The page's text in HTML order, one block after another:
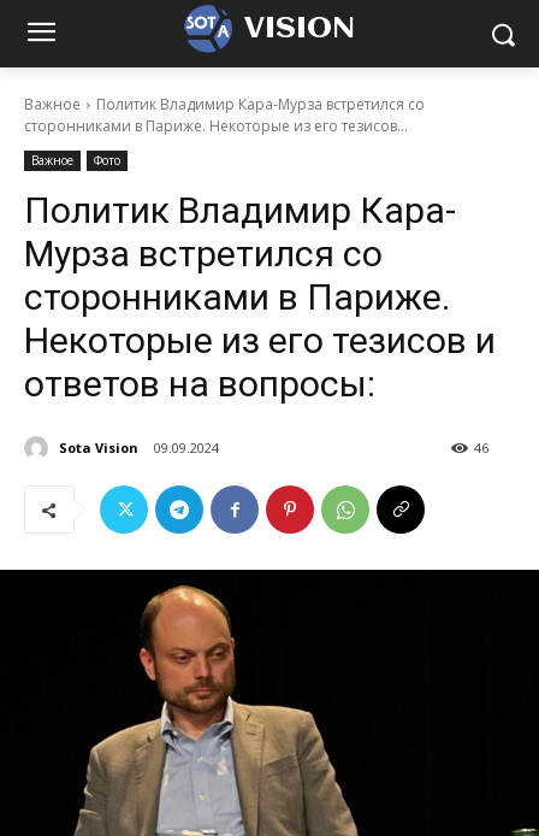
VISION
Важное
Политик Владимир Кара-Мурза встретился со
сторонниками в Париже. Некоторые из его тезисов...
Важное Фото
Политик Владимир Кара-
Мурза встретился со
сторонниками в Париже.
Некоторые из его тезисов и
ответов на вопросы:
Sota Vision 09.09.2024 46